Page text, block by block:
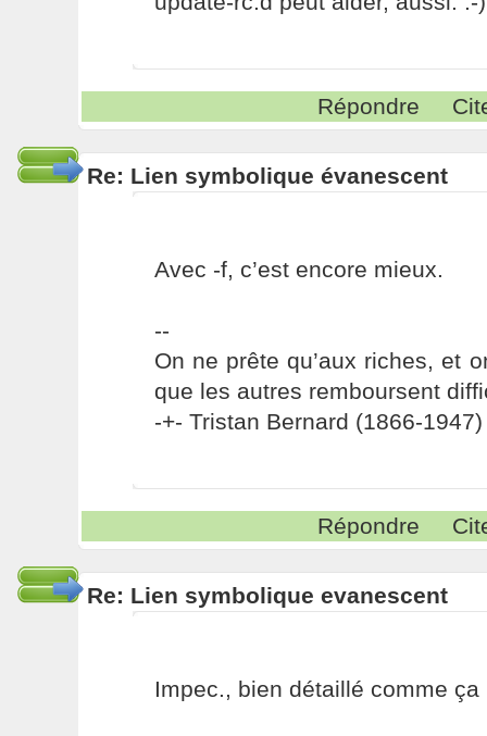
Répondre
Re: Lien symbolique évanescent
Avec -f, c’est encore mieux.
--
On ne prête qu’aux riches, et
que les autres remboursent
-+- Tristan Bernard (1866-1947)
Répondre
Re: Lien symbolique evanescent
Impec., bien détaillé comme ça